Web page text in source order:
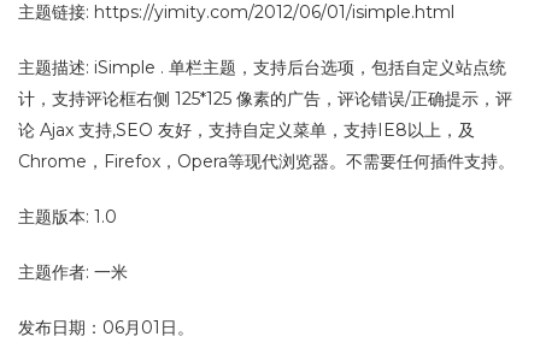
主题链接: https://yimity.com/2012/06/01/isimple.html
主题描述: iSimple . 单栏主题，支持后台选项，包括自定义站点统
计，支持评论框右侧 125*125 像素的广告，评论错误/正确提示，评
论 Ajax 支持,SEO 友好，支持自定义菜单，支持IE8以上，及
Chrome，Firefox，Opera等现代浏览器。不需要任何插件支持。
主题版本: 1.0
主题作者: 一米
发布日期：06月01日。